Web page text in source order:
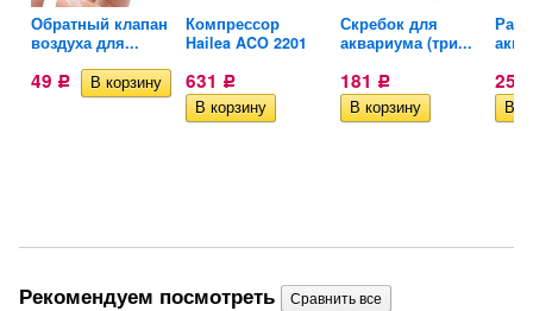
Обратный клапан
воздуха для...
49 Р
Компрессор
Hailea ACO 2201
631 Р
Скребок для
аквариума (три...
181 Р 257
Рекомендуем посмотреть